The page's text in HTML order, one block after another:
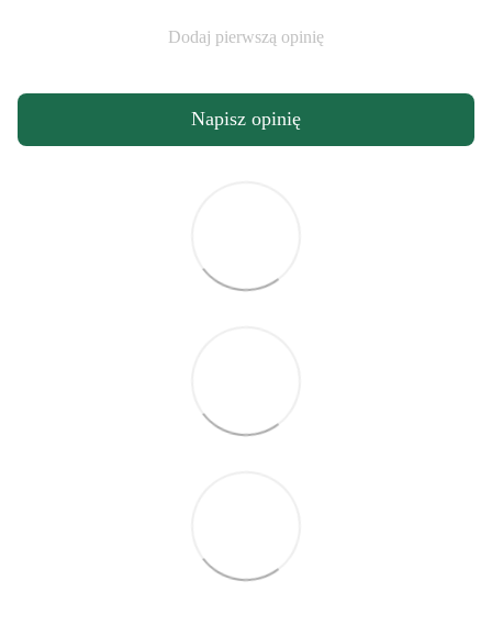
Dodaj pierwszą opinię
Napisz opinię